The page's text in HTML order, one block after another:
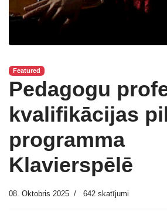
Featured
Pedagogu
kvalifikācijas
programma
Klavierspēlē
08. Oktobris 2025 642 skatījumi